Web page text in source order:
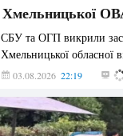
Хмельницької
СБУ та ОГП викрили
Хмельницької обласної
03.08.2026 22:19